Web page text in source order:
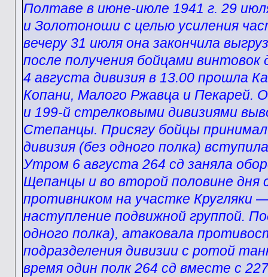
Полтаве в июне-июле 1941 г. 29
и Золотоноши с целью усиления
вечеру 31 июля она закончила
после получения бойцами
4 августа дивизия в 13.00 прошла
Копани, Малого Ржавца и Пекарей.
и 199-й стрелковыми дивизиями
Степанцы. Присягу бойцы
дивизия (без одного полка)
Утром 6 августа 264 сд заняла
Щепанцы и во второй половине дня
противником на участке Кругляки
наступление подвижной группой.
одного полка), атаковала
подразделения дивизии с ротой
время один полк 264 сд вместе с